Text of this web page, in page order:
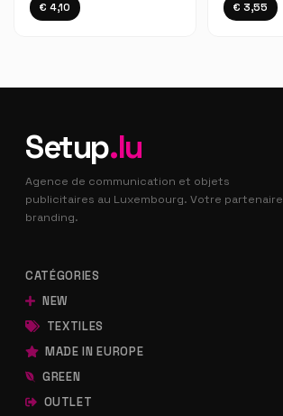
€ 4,10 € 3,55
Setup.lu
Agence de communication et objets
publicitaires au Luxembourg. Votre partenaire
branding.
CATÉGORIES
NEW
TEXTILES
MADE IN EUROPE
GREEN
OUTLET